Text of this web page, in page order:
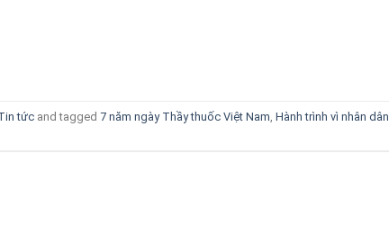
tức and tagged 7 năm ngày Thầy thuốc Việt Nam Hành trình vì nhân dân